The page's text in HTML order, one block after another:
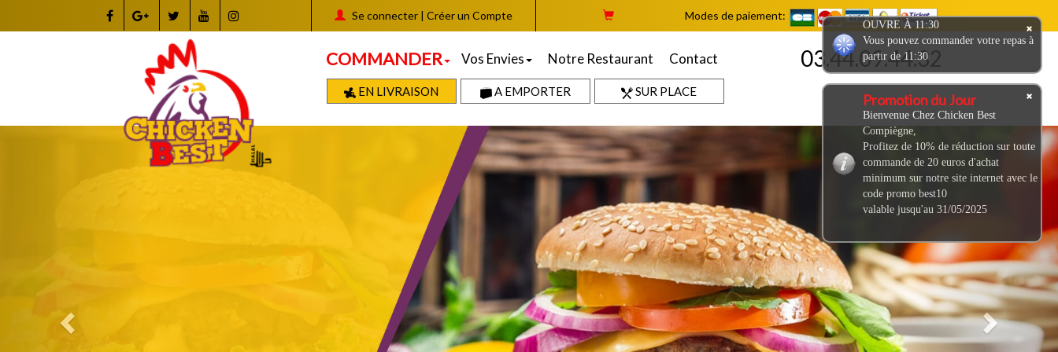
Se connecter| Créer un Compte Modes de paiement:
COMMANDER Vos Envies Notre Restaurant Contact
EN LIVRAISON A EMPORTER SUR PLACE
03.44.09.44.32
Previous
OUVRE À 11:30
Vous pouvez commander votre repas à
partir de 11:30
Promotion du Jour
Bienvenue Chez Chicken Best
Compiègne,
Profitez de 10% de réduction sur toute
commande de 20 euros d'achat
minimum sur notre site internet avec le
code promo best10
valable jusqu'au 31/05/2025